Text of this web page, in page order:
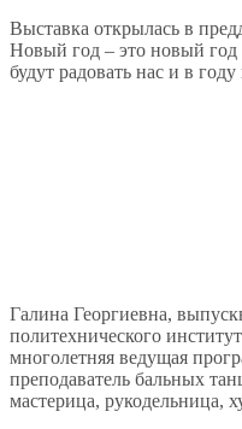
Выставка открылась в
Новый год – это новый
будут радовать нас и в
Галина Георгиевна,
политехнического
многолетняя ведущая
преподаватель бальных
мастерица, рукодельница,